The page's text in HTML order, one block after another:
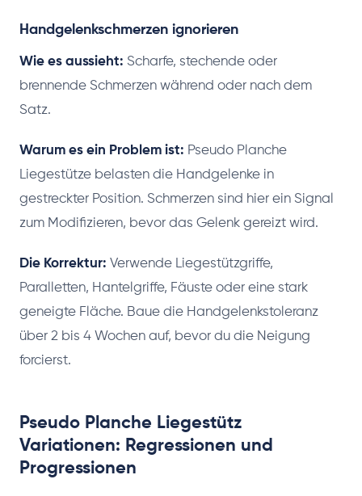
Handgelenkschmerzen ignorieren
Wie es aussieht: Scharfe, stechende oder
brennende Schmerzen während oder nach dem
Satz.
Warum es ein Problem ist: Pseudo Planche
Liegestütze belasten die Handgelenke in
gestreckter Position. Schmerzen sind hier ein Signal
zum Modifizieren, bevor das Gelenk gereizt wird.
Die Korrektur: Verwende Liegestützgriffe,
Paralletten, Hantelgriffe, Fäuste oder eine stark
geneigte Fläche. Baue die Handgelenkstoleranz
über 2 bis 4 Wochen auf, bevor du die Neigung
forcierst.
Pseudo Planche Liegestütz
Variationen: Regressionen und
Progressionen